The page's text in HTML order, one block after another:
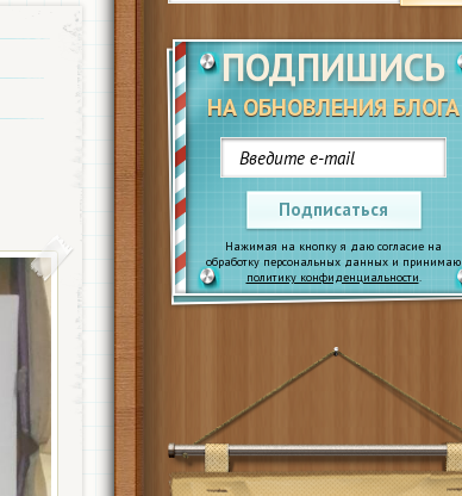
ПОДПИШИСЬ
НА ОБНОВЛЕНИЯ БЛОГА
Подписаться
Нажимая на кнопку я даю согласие на
обработку персональных данных и принимаю
политику конфиденциальности.